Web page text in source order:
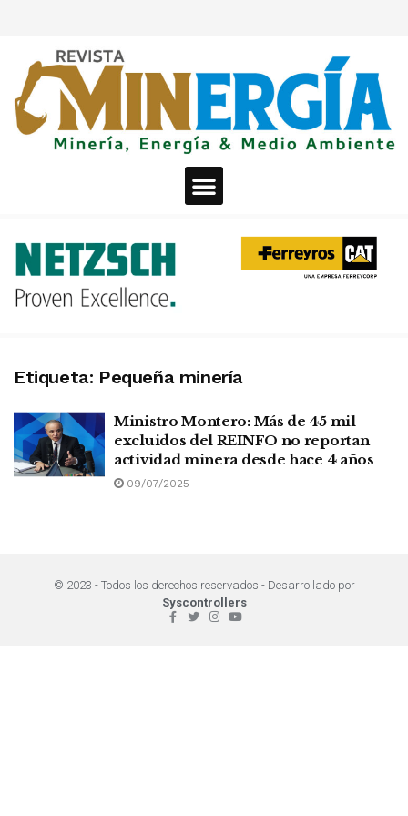
Etiqueta: Pequeña minería
Ministro Montero: Más de 45 mil
excluidos del REINFO no reportan
actividad minera desde hace 4 años
09/07/2025
© 2023 - Todos los derechos reservados - Desarrollado por
Syscontrollers